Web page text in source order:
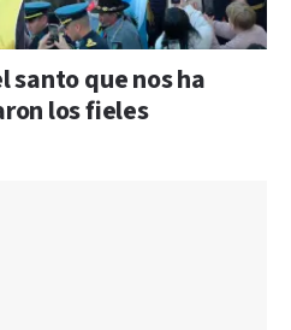
santo que nos ha
los fieles